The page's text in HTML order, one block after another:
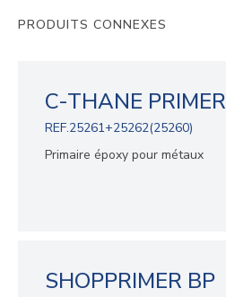
PRODUITS CONNEXES
C-THANE PRIMER
REF.25261+25262(25260)
Primaire époxy pour métaux
SHOPPRIMER BP